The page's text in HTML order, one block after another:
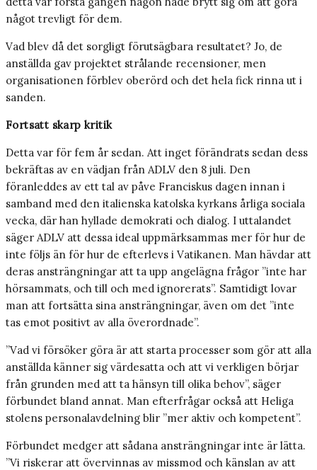
något trevligt för dem.
Vad blev då det sorgligt förutsägbara resultatet? Jo, de
anställda gav projektet strålande recensioner, men
organisationen förblev oberörd och det hela fick rinna ut i
sanden.
Fortsatt skarp kritik
Detta var för fem år sedan. Att inget förändrats sedan dess
bekräftas av en vädjan från ADLV den 8 juli. Den
föranleddes av ett tal av påve Franciskus dagen innan i
samband med den italienska katolska kyrkans årliga sociala
vecka, där han hyllade demokrati och dialog. I uttalandet
säger ADLV att dessa ideal uppmärksammas mer för hur de
inte följs än för hur de efterlevs i Vatikanen. Man hävdar att
deras ansträngningar att ta upp angelägna frågor ”inte har
hörsammats, och till och med ignorerats”. Samtidigt lovar
man att fortsätta sina ansträngningar, även om det ”inte
tas emot positivt av alla överordnade”.
”Vad vi försöker göra är att starta processer som gör att alla
anställda känner sig värdesatta och att vi verkligen börjar
från grunden med att ta hänsyn till olika behov”, säger
förbundet bland annat. Man efterfrågar också att Heliga
stolens personalavdelning blir ”mer aktiv och kompetent”.
Förbundet medger att sådana ansträngningar inte är lätta.
”Vi riskerar att övervinnas av missmod och känslan av att